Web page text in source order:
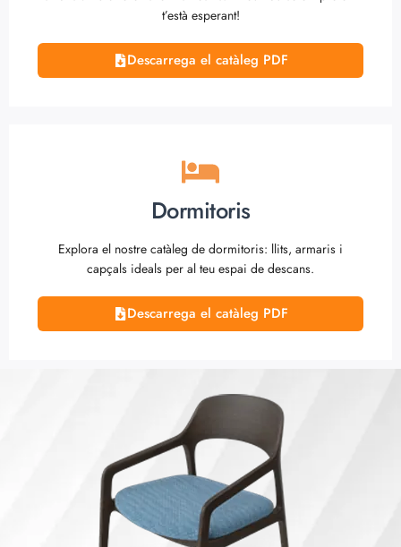
t’està esperant!
Descarrega el catàleg PDF
Dormitoris
Explora el nostre catàleg de dormitoris: llits, armaris i
capçals ideals per al teu espai de descans.
Descarrega el catàleg PDF